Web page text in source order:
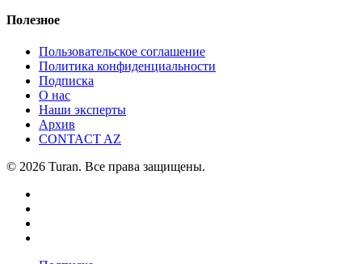
Полезное
Пользовательское соглашение
Политика конфиденциальности
Подписка
О нас
Наши эксперты
Архив
CONTACT AZ
© 2026 Turan. Все права защищены.